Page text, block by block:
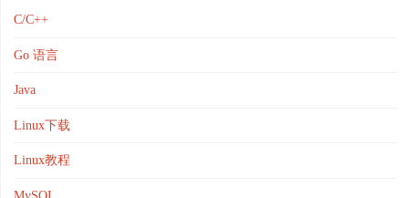
C/C++
Go 语言
Java
Linux下载
Linux教程